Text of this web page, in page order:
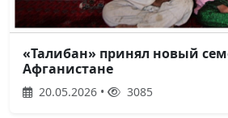
«Талибан» принял новый
Афганистане
20.05.2026 • 3085